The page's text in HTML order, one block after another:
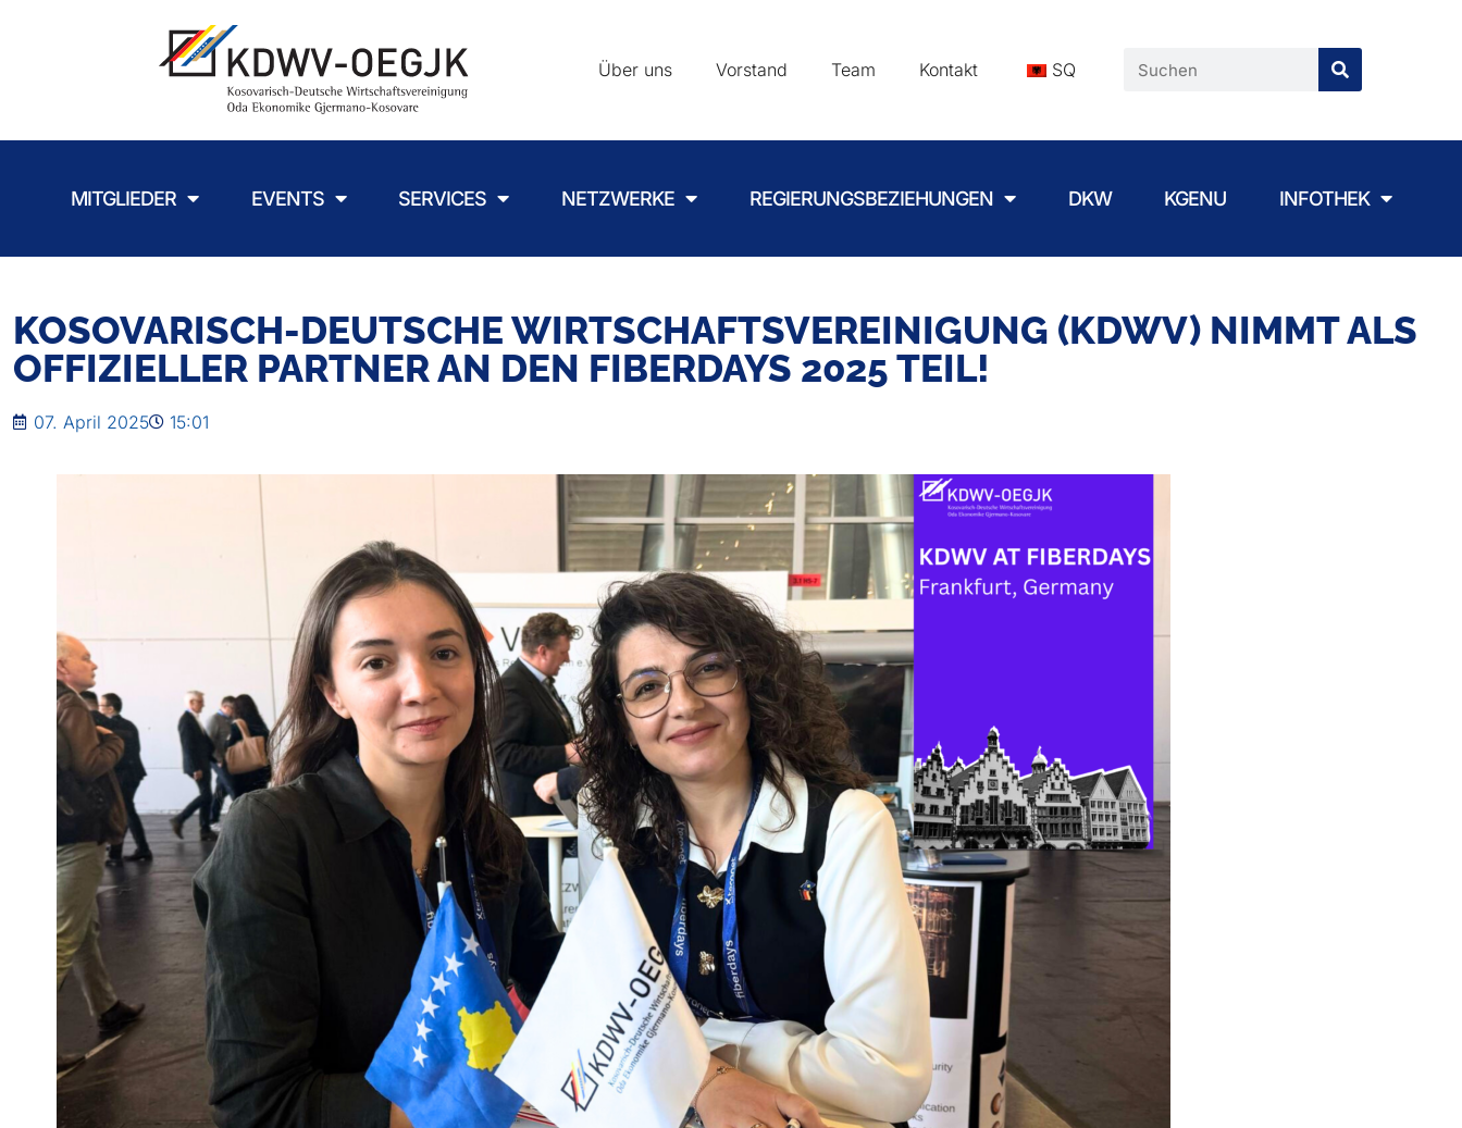
Über uns Vorstand Team Kontakt SQ
MITGLIEDER EVENTS SERVICES NETZWERKE REGIERUNGSBEZIEHUNGEN DKW KGENU INFOTHEK
KOSOVARISCH-DEUTSCHE WIRTSCHAFTSVEREINIGUNG (KDWV) NIMMT ALS
OFFIZIELLER PARTNER AN DEN FIBERDAYS 2025 TEIL!
07. April 2025 15:01